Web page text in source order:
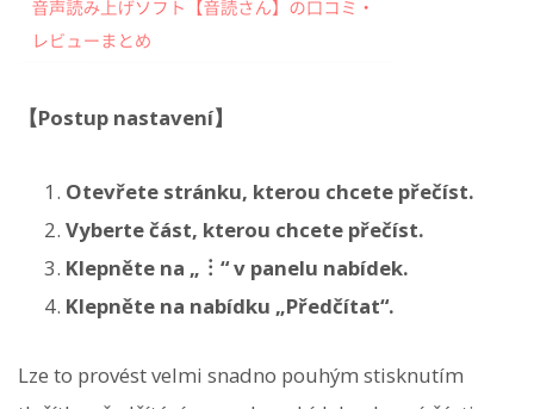
【Postup nastavení】
Otevřete stránku, kterou chcete přečíst.
Vyberte část, kterou chcete přečíst.
Klepněte na „︙“ v panelu nabídek.
Klepněte na nabídku „Předčítat“.
Lze to provést velmi snadno pouhým stisknutím